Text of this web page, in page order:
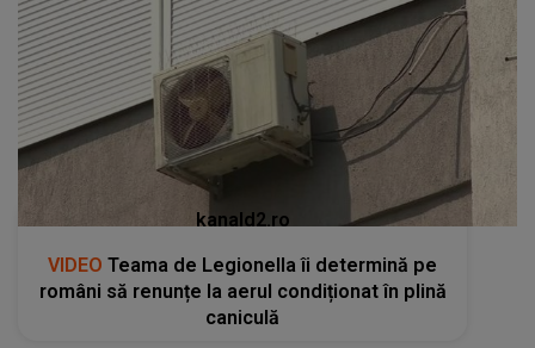
kanald2.ro
VIDEO Teama de Legionella îi determină pe
români să renunțe la aerul condiționat în plină
caniculă